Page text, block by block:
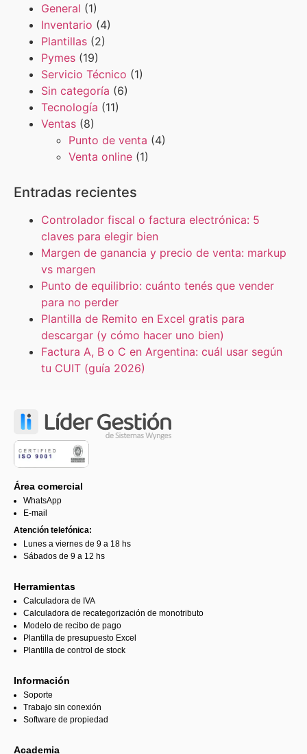
General (1)
Inventario (4)
Plantillas (2)
Pymes (19)
Servicio Técnico (1)
Sin categoría (6)
Tecnología (11)
Ventas (8)
Punto de venta (4)
Venta online (1)
Entradas recientes
Controlador fiscal o factura electrónica: 5
claves para elegir bien
Margen de ganancia y precio de venta: markup
vs margen
Punto de equilibrio: cuánto tenés que vender
para no perder
Plantilla de Remito en Excel gratis para
descargar (y cómo hacer uno bien)
Factura A, B o C en Argentina: cuál usar según
tu CUIT (guía 2026)
Área comercial
WhatsApp
E-mail
Atención telefónica:
Lunes a viernes de 9 a 18 hs
Sábados de 9 a 12 hs
Herramientas
Calculadora de IVA
Calculadora de recategorización de monotributo
Modelo de recibo de pago
Plantilla de presupuesto Excel
Plantilla de control de stock
Información
Soporte
Trabajo sin conexión
Software de propiedad
Academia